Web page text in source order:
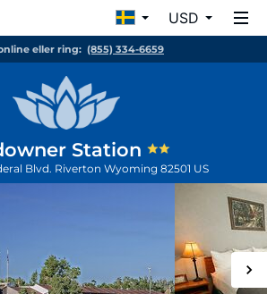
USD
eller ring: (855) 334-6659
Station
Blvd. Riverton Wyoming 82501 US